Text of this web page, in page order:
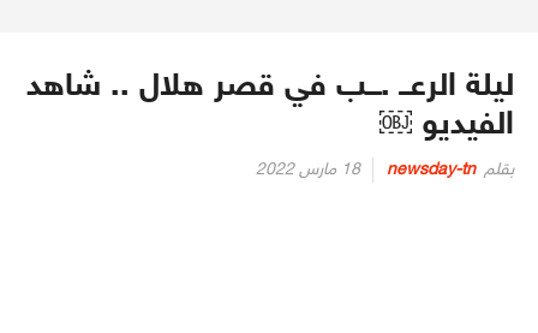
ليلة الرعــ .ـــب في قصر هلال .. شاهد
الفيديو ￼
بقلم newsday-tn
Posted
18 مارس 2022